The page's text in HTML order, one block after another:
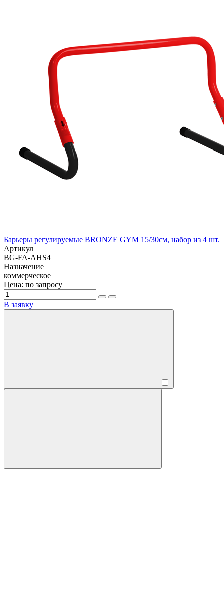
Барьеры регулируемые BRONZE GYM 15/30см, набор из 4 шт.
Артикул
BG-FA-AHS4
Назначение
коммерческое
Цена: по запросу
В заявку